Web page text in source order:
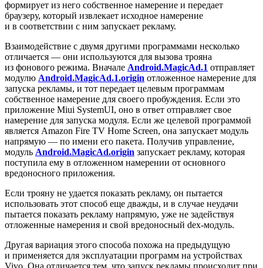
формирует из него собственное намерение и передает
браузеру, который извлекает исходное намерение
и в соответствии с ним запускает рекламу.
Взаимодействие с двумя другими программами несколько
отличается — они используются для вызова трояна
из фонового режима. Вначале Android.MagicAd.1 отправляет
модулю Android.MagicAd.1.origin отложенное намерение для
запуска рекламы, и тот передает целевым программам
собственное намерение для своего пробуждения. Если это
приложение Miui SystemUI, оно в ответ отправляет свое
намерение для запуска модуля. Если же целевой программой
является Amazon Fire TV Home Screen, она запускает модуль
напрямую — по имени его пакета. Получив управление,
модуль Android.MagicAd.origin запускает рекламу, которая
поступила ему в отложенном намерении от основного
вредоносного приложения.
Если трояну не удается показать рекламу, он пытается
использовать этот способ еще дважды, и в случае неудачи
пытается показать рекламу напрямую, уже не задействуя
отложенные намерения и свой вредоносный dex-модуль.
Другая вариация этого способа похожа на предыдущую
и применяется для эксплуатации программ на устройствах
Vivo. Она отличается тем, что запуск рекламы происходит при